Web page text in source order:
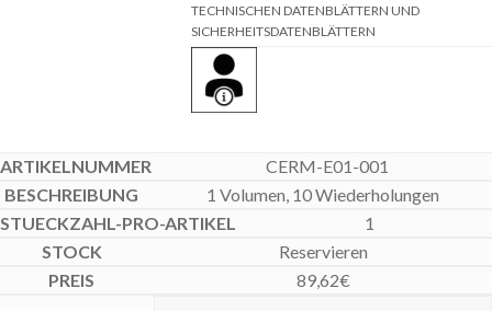
TECHNISCHEN DATENBLÄTTERN UND
SICHERHEITSDATENBLÄTTERN
CERM-E01-001
1 Volumen, 10 Wiederholungen
1
Reservieren
89,62€